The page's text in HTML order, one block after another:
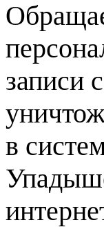
записи
в